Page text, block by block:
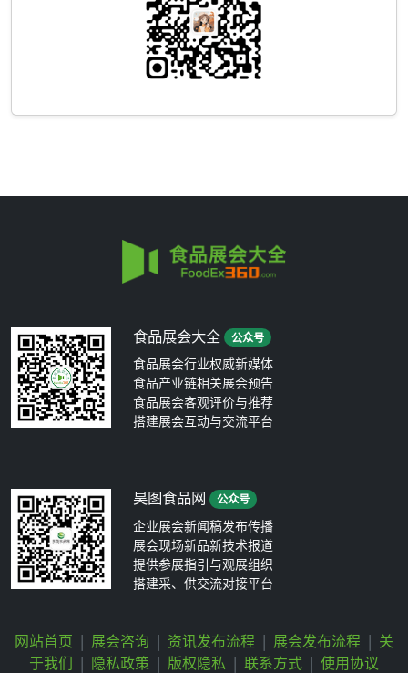
食品展会大全 公众号
食品展会行业权威新媒体
食品产业链相关展会预告
食品展会客观评价与推荐
搭建展会互动与交流平台
昊图食品网 公众号
企业展会新闻稿发布传播
展会现场新品新技术报道
提供参展指引与观展组织
搭建采、供交流对接平台
网站首页 | 展会咨询 | 资讯发布流程 | 展会发布流程 | 关
于我们 | 隐私政策 | 版权隐私 | 联系方式 | 使用协议